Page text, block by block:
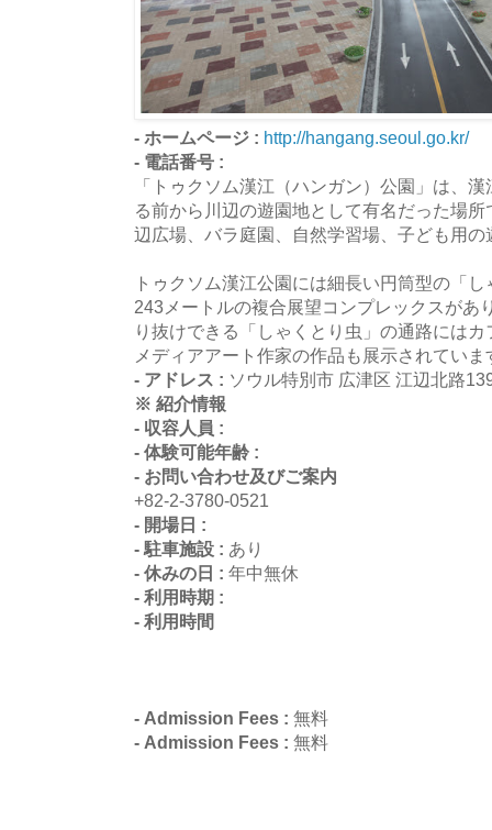
- ホームページ : http://hangang.seoul.go.kr/
- 電話番号 :
「トゥクソム漢江（ハンガン）公園」は、
る前から川辺の遊園地として有名だった場
辺広場、バラ庭園、自然学習場、子ども用
トゥクソム漢江公園には細長い円筒型の「
243メートルの複合展望コンプレックスがあ
り抜けできる「しゃくとり虫」の通路には
メディアアート作家の作品も展示されていま
- アドレス : ソウル特別市 広津区 江辺北路
※ 紹介情報
- 収容人員 :
- 体験可能年齢 :
- お問い合わせ及びご案内
+82-2-3780-0521
- 開場日 :
- 駐車施設 : あり
- 休みの日 : 年中無休
- 利用時期 :
- 利用時間
- Admission Fees : 無料
- Admission Fees : 無料